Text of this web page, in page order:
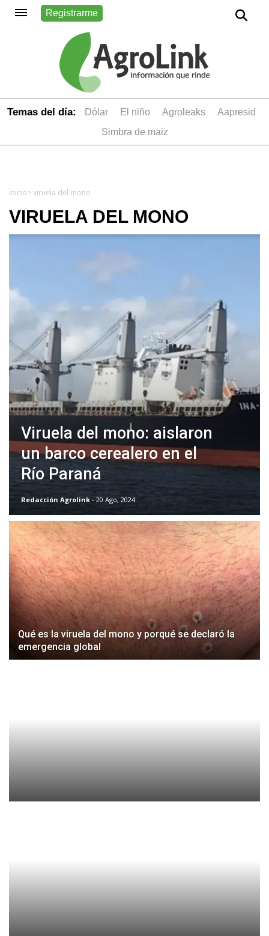
Registrarme
Temas del día: dólar el niño Agroleaks
aapresid
simbra de maiz
Inicio> viruela del mono
VIRUELA DEL MONO
Viruela del mono: aislaron
un barco cerealero en el
Río Paraná
Redacción Agrolink - 20 Ago, 2024
Qué es la viruela del mono y porqué se declaró la
emergencia global